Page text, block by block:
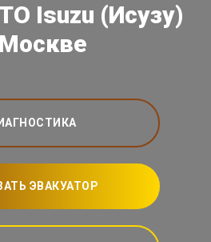
Isuzu (Исузу)
ЭВАКУАТОР